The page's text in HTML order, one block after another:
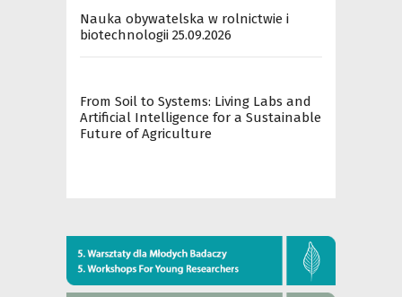
Nauka obywatelska w rolnictwie i
biotechnologii 25.09.2026
From Soil to Systems: Living Labs and
Artificial Intelligence for a Sustainable
Future of Agriculture